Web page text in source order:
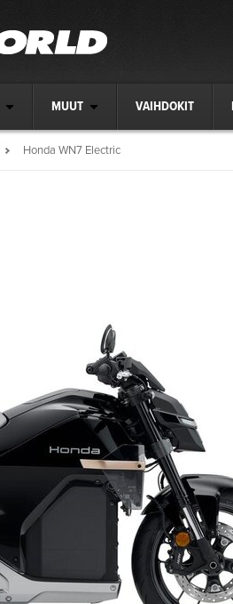
MUUT VAIHDOKIT
Honda WN7 Electric